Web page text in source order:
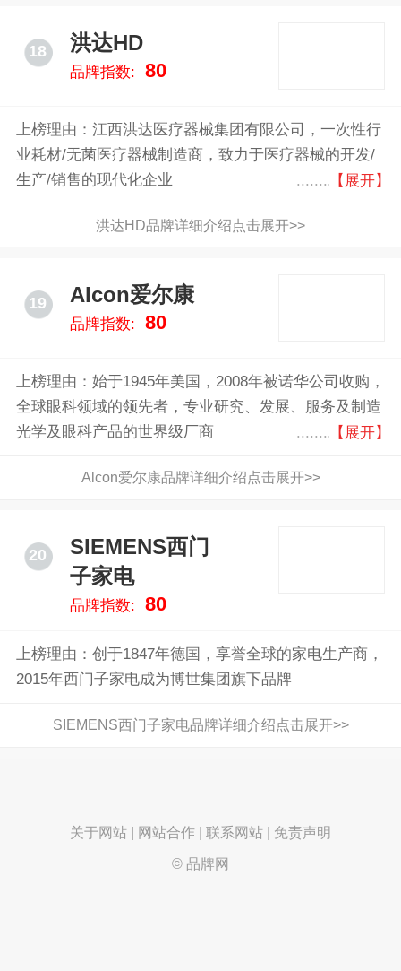
18 洪达HD
品牌指数: 80
上榜理由：江西洪达医疗器械集团有限公司，一次性行
业耗材/无菌医疗器械制造商，致力于医疗器械的开发/
生产/销售的现代化企业
【展开】
洪达HD品牌详细介绍点击展开>>
19 Alcon爱尔康
品牌指数: 80
上榜理由：始于1945年美国，2008年被诺华公司收购，
全球眼科领域的领先者，专业研究、发展、服务及制造
光学及眼科产品的世界级厂商
【展开】
Alcon爱尔康品牌详细介绍点击展开>>
20
SIEMENS西门
子家电
品牌指数: 80
上榜理由：创于1847年德国，享誉全球的家电生产商，
2015年西门子家电成为博世集团旗下品牌
SIEMENS西门子家电品牌详细介绍点击展开>>
关于网站 网站合作 联系网站 免责声明
© 品牌网